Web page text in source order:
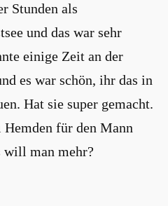
Stunden als
und das war sehr
einige Zeit an der
es war schön, ihr das in
Hat sie super gemacht.
für den Mann
will man mehr?